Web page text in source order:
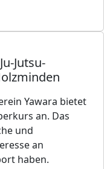
Jutsu-
Yawara bietet
an. Das
und
an
haben.